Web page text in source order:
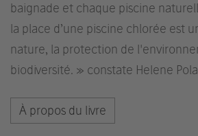
baignade et chaque piscine
la place d’une piscine chlorée est
nature, la protection de
biodiversité. » constate Helene
À propos du livre